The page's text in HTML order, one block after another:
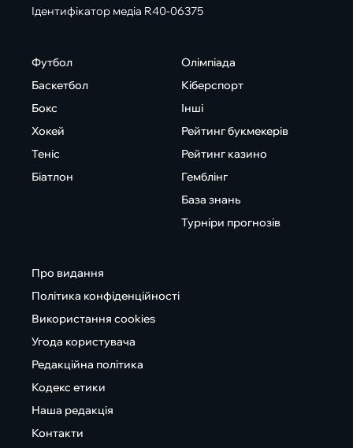
Ідентифікатор медіа R40-06375
Футбол
Баскетбол
Бокс
Хокей
Теніс
Біатлон
Олімпіада
Кіберспорт
Інші
Рейтинг букмекерів
Рейтинг казино
Гемблінг
База знань
Турніри прогнозів
Про видання
Політика конфіденційності
Використання cookies
Угода користувача
Редакційна політика
Кодекс етики
Наша редакція
Контакти